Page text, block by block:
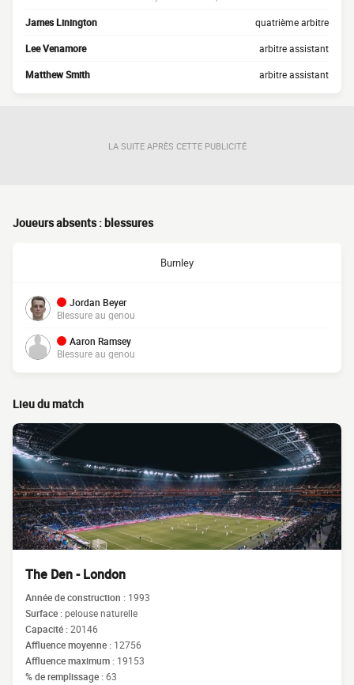
James Linington quatrième arbitre
Lee Venamore arbitre assistant
Matthew Smith arbitre assistant
LA SUITE APRÈS CETTE PUBLICITÉ
Joueurs absents : blessures
Burnley
Jordan Beyer
Blessure au genou
Aaron Ramsey
Blessure au genou
Lieu du match
The Den - London
Année de construction : 1993
Surface :pelouse naturelle
Capacité :20146
Affluence moyenne : 12756
Affluence maximum : 19153
% de remplissage :63